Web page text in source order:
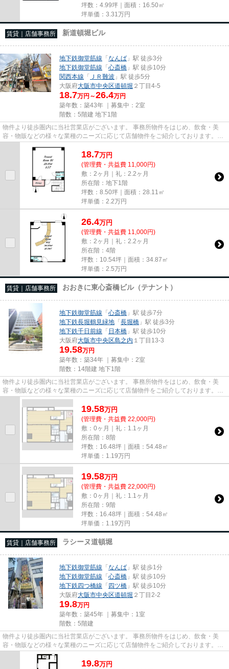
坪数：4.99坪｜面積：16.50㎡
坪単価： 3.31 万円
賃貸｜店舗事務所 新道頓堀ビル
地下鉄御堂筋線 「なんば 」駅 徒歩3分
地下鉄御堂筋線 「心斎橋 」駅 徒歩10分
関西本線 「 ＪＲ難波 」駅 徒歩5分
大阪府大阪市中央区道頓堀 ２丁目4-5
18.7万円～26.4万円
築年数：築43年 ｜募集中： 2室
階数：5階建 地下1階
物件より徒歩圏内に当社営業店がございます。 事務所物件をはじめ、飲食・美
容・物販などの様々な業種のニーズに応じて店舗物件をご紹介しております。
尚、弊社ではおとり広告は一切...
18.7万円
(管理費・共益費 11,000円)
敷：2ヶ月｜礼：2.2ヶ月
所在階：地下1階
坪数：8.50坪｜面積：28.11㎡
坪単価： 2.2万円
26.4万円
(管理費・共益費 11,000円)
敷：2ヶ月｜礼：2.2ヶ月
所在階：4階
坪数：10.54坪｜面積：34.87㎡
坪単価： 2.5万円
賃貸｜店舗事務所 おおきに東心斎橋ビル（テナント）
地下鉄御堂筋線 「心斎橋 」駅 徒歩7分
地下鉄長堀鶴見緑地 「長堀橋 」駅 徒歩3分
地下鉄千日前線 「 日本橋 」駅 徒歩10分
大阪府大阪市中央区島之内 １丁目13-3
19.58万円
築年数：築34年 ｜募集中： 2室
階数：14階建 地下1階
物件より徒歩圏内に当社営業店がございます。 事務所物件をはじめ、飲食・美
容・物販などの様々な業種のニーズに応じて店舗物件をご紹介しております。
尚、弊社ではおとり広告は一切...
19.58万円
(管理費・共益費 22,000円)
敷：0ヶ月｜礼：1.1ヶ月
所在階：8階
坪数：16.48坪｜面積：54.48㎡
坪単価： 1.19万円
19.58万円
(管理費・共益費 22,000円)
敷：0ヶ月｜礼：1.1ヶ月
所在階：9階
坪数：16.48坪｜面積：54.48㎡
坪単価： 1.19万円
賃貸｜店舗事務所 ラシーヌ道頓堀
地下鉄御堂筋線 「なんば 」駅 徒歩1分
地下鉄御堂筋線 「心斎橋 」駅 徒歩10分
地下鉄四つ橋線 「四ツ橋 」駅 徒歩10分
大阪府大阪市中央区道頓堀 ２丁目2-2
19.8万円
築年数：築45年 ｜募集中： 1室
階数：5階建
物件より徒歩圏内に当社営業店がございます。 事務所物件をはじめ、飲食・美
容・物販などの様々な業種のニーズに応じて店舗物件をご紹介しております。
尚、弊社ではおとり広告は一切...
19.8万円